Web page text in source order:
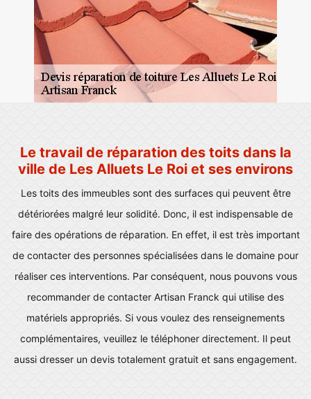
Le travail de réparation des toits dans la
ville de Les Alluets Le Roi et ses environs
Les toits des immeubles sont des surfaces qui peuvent être
détériorées malgré leur solidité. Donc, il est indispensable de
faire des opérations de réparation. En effet, il est très important
de contacter des personnes spécialisées dans le domaine pour
réaliser ces interventions. Par conséquent, nous pouvons vous
recommander de contacter Artisan Franck qui utilise des
matériels appropriés. Si vous voulez des renseignements
complémentaires, veuillez le téléphoner directement. Il peut
aussi dresser un devis totalement gratuit et sans engagement.